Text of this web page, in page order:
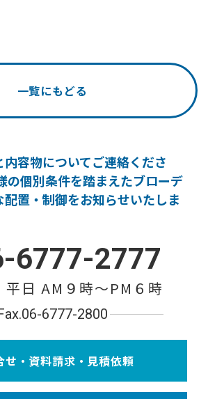
一覧にもどる
容物についてご連絡くださ
の個別条件を踏まえたブローデ
配置・制御をお知らせいたしま
6777-2777
平日 AM９時〜PM６時
6777-2800
せ・資料請求・見積依頼